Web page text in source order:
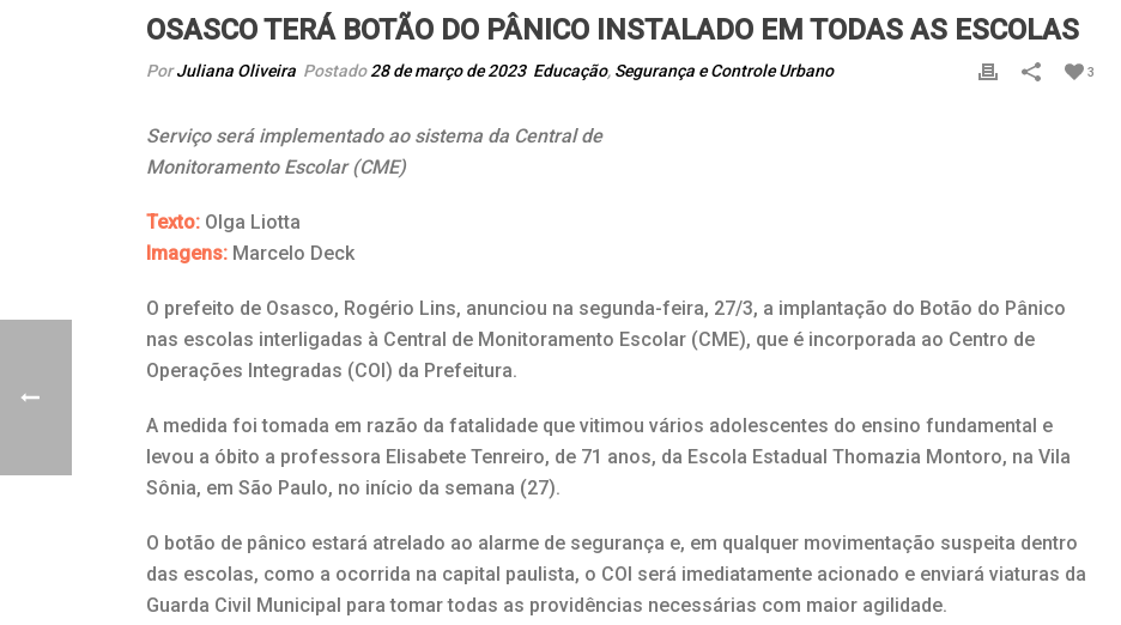
OSASCO TERÁ BOTÃO DO PÂNICO INSTALADO EM TODAS AS ESCOLAS
PorJuliana Oliveira Postado28 de março de 2023 Educação, Segurança e Controle Urbano 3
Serviço será implementado ao sistema da Central de
Monitoramento Escolar (CME)
Texto: Olga Liotta
Imagens: Marcelo Deck
O prefeito de Osasco, Rogério Lins, anunciou na segunda-feira, 27/3, a implantação do Botão do Pânico
nas escolas interligadas à Central de Monitoramento Escolar (CME), que é incorporada ao Centro de
Operações Integradas (COI) da Prefeitura.
A medida foi tomada em razão da fatalidade que vitimou vários adolescentes do ensino fundamental e
levou a óbito a professora Elisabete Tenreiro, de 71 anos, da Escola Estadual Thomazia Montoro, na Vila
Sônia, em São Paulo, no início da semana (27).
O botão de pânico estará atrelado ao alarme de segurança e, em qualquer movimentação suspeita dentro
das escolas, como a ocorrida na capital paulista, o COI será imediatamente acionado e enviará viaturas da
Guarda Civil Municipal para tomar todas as providências necessárias com maior agilidade.